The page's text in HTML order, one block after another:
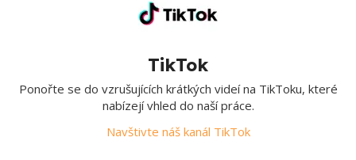
TikTok
Ponořte se do vzrušujících krátkých videí na TikToku, které
nabízejí vhled do naší práce.
Navštivte náš kanál TikTok